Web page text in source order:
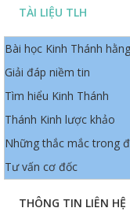
TÀI LIỆU TLH
Bài học Kinh Thánh
Giải đáp niềm tin
Tìm hiểu Kinh Thánh
Thánh Kinh lược khảo
Những thắc mắc trong
Tư vấn cơ đốc
THÔNG TIN LIÊN HỆ